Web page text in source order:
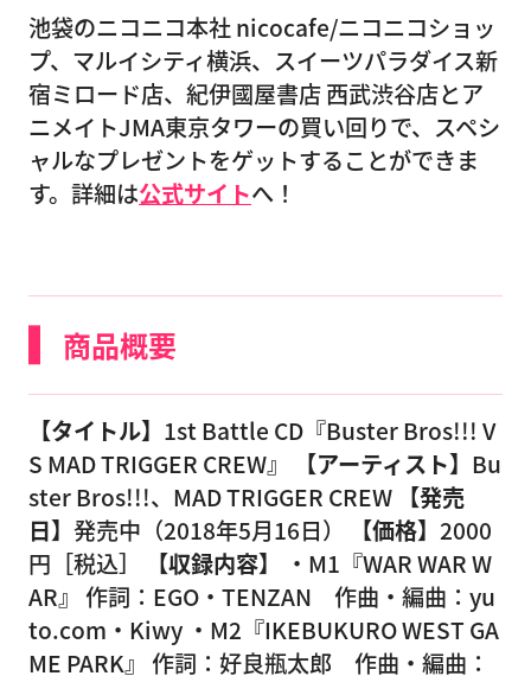
池袋のニコニコ本社 nicocafe/ニコニコショッ
プ、マルイシティ横浜、スイーツパラダイス新
宿ミロード店、紀伊國屋書店 西武渋谷店とア
ニメイトJMA東京タワーの買い回りで、スペシ
ャルなプレゼントをゲットすることができま
す。詳細は公式サイトへ！
商品概要
【タイトル】 1st Battle CD『Buster Bros!!! V
S MAD TRIGGER CREW』
【アーティスト】 Bu
ster Bros!!!、MAD TRIGGER CREW 【発売
日】 発売中（2018年5月16日） 【価格】 2000
円［税込］
【収録内容】
・M1『WAR WAR W
AR』 作詞：EGO・TENZAN 作曲・編曲：yu
to.com・Kiwy ・M2『IKEBUKURO WEST GA
ME PARK』 作詞：好良瓶太郎 作曲・編曲：